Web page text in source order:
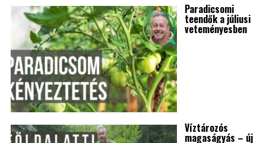
Paradicsomi
teendők a júliusi
veteményesben
Víztározós
magaságyás – új